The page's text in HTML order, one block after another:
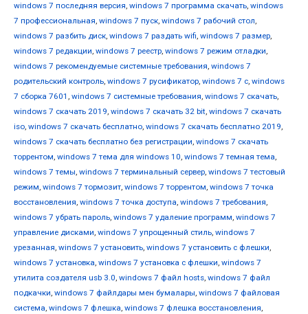
windows 7 последняя версия, windows 7 программа скачать, windows
7 профессиональная, windows 7 пуск, windows 7 рабочий стол,
windows 7 разбить диск, windows 7 раздать wifi, windows 7 размер,
windows 7 редакции, windows 7 реестр, windows 7 режим отладки,
windows 7 рекомендуемые системные требования, windows 7
родительский контроль, windows 7 русификатор, windows 7 с, windows
7 сборка 7601 , windows 7 системные требования, windows 7 скачать,
windows 7 скачать 2019, windows 7 скачать 32 bit, windows 7 скачать
iso, windows 7 скачать бесплатно, windows 7 скачать бесплатно 2019,
windows 7 скачать бесплатно без регистрации, windows 7 скачать
торрентом, windows 7 тема для windows 10, windows 7 темная тема,
windows 7 темы, windows 7 терминальный сервер, windows 7 тестовый
режим, windows 7 тормозит, windows 7 торрентом, windows 7 точка
восстановления, windows 7 точка доступа, windows 7 требования,
windows 7 убрать пароль, windows 7 удаление программ, windows 7
управление дисками, windows 7 упрощенный стиль, windows 7
урезанная, windows 7 установить, windows 7 установить с флешки,
windows 7 установка, windows 7 установка с флешки, windows 7
утилита создателя usb 3.0, windows 7 файл hosts, windows 7 файл
подкачки, windows 7 файлдары мен бумалары, windows 7 файловая
система, windows 7 флешка, windows 7 флешка восстановления,